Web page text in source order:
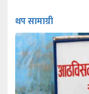
थप सामाग्री